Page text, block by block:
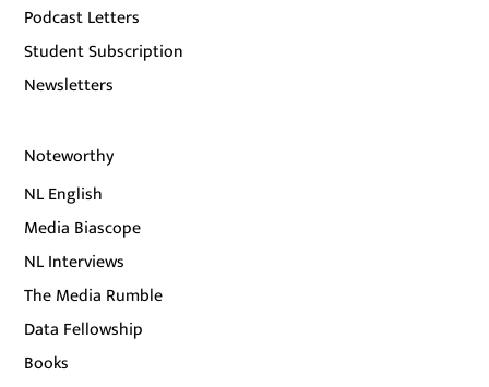
Podcast Letters
Student Subscription
Newsletters
Noteworthy
NL English
Media Biascope
NL Interviews
The Media Rumble
Data Fellowship
Books